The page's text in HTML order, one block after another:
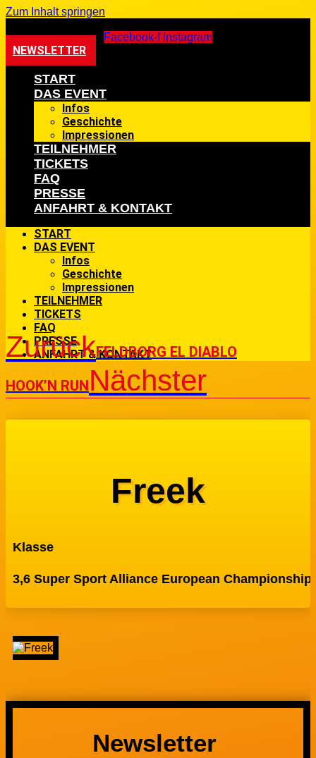
Zum Inhalt springen
Facebook-f Instagram
NEWSLETTER
START
DAS EVENT
Infos
Geschichte
Impressionen
TEILNEHMER
TICKETS
FAQ
PRESSE
ANFAHRT & KONTAKT
START
DAS EVENT
Infos
Geschichte
Impressionen
TEILNEHMER
TICKETS
FAQ
PRESSE
ANFAHRT & KONTAKT
ZurückFELDBORG EL DIABLO
HOOK’N RUNNächster
Freek
Klasse
3,6 Super Sport Alliance European
Newsletter